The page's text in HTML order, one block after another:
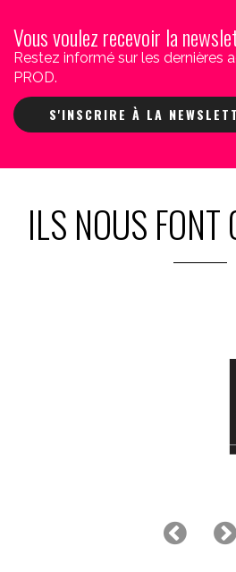
Vous voulez recevoir la
Restez informé sur les dernières
PROD.
S'INSCRIRE À LA
ILS NOUS FONT